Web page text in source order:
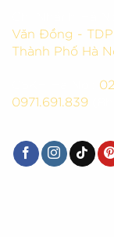
Văn Đồng -
Thành Phố Hà
0971.691.839